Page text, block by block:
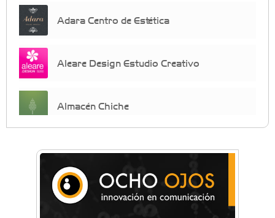
Adara Centro de Estética
Aleare Design Estudio Creativo
Almacén Chiche
crecimiento personal
Arq. Horacio Alejandro Sánchez